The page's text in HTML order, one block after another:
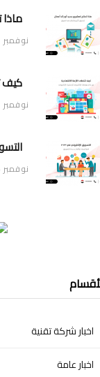
نوفمبر 9, 2022
نوفمبر 7, 2022
نوفمبر 6, 2022
اخبار شركة تقنية
اخبار عامة